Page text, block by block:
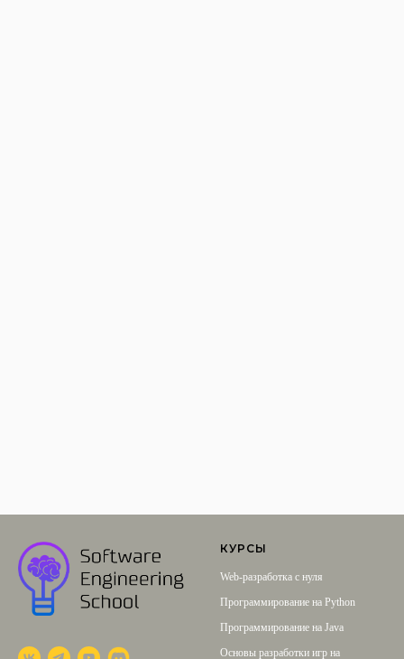
КУРСЫ
Web-разработка с нуля
Программирование на Python
Программирование на Java
Основы разработки игр на